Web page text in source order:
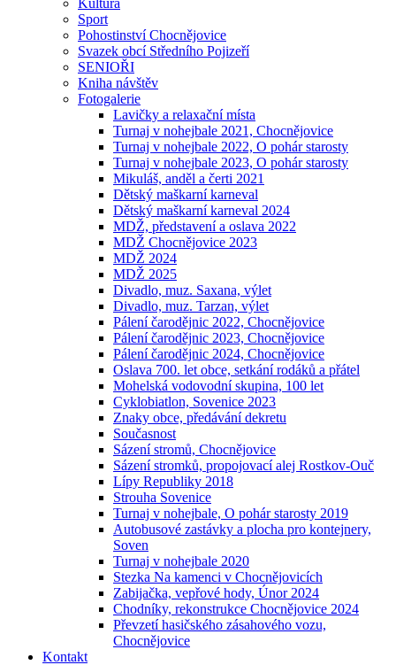
Sport
Pohostinství Chocnějovice
Svazek obcí Středního Pojizeří
SENIOŘI
Kniha návštěv
Fotogalerie
Lavičky a relaxační místa
Turnaj v nohejbale 2021, Chocnějovice
Turnaj v nohejbale 2022, O pohár starosty
Turnaj v nohejbale 2023, O pohár starosty
Mikuláš, anděl a čerti 2021
Dětský maškarní karneval
Dětský maškarní karneval 2024
MDŽ, představení a oslava 2022
MDŽ Chocnějovice 2023
MDŽ 2024
MDŽ 2025
Divadlo, muz. Saxana, výlet
Divadlo, muz. Tarzan, výlet
Pálení čarodějnic 2022, Chocnějovice
Pálení čarodějnic 2023, Chocnějovice
Pálení čarodějnic 2024, Chocnějovice
Oslava 700. let obce, setkání rodáků a přátel
Mohelská vodovodní skupina, 100 let
Cyklobiatlon, Sovenice 2023
Znaky obce, předávání dekretu
Současnost
Sázení stromů, Chocnějovice
Sázení stromků, propojovací alej Rostkov-Ouč
Lípy Republiky 2018
Strouha Sovenice
Turnaj v nohejbale, O pohár starosty 2019
Autobusové zastávky a plocha pro kontejnery,
Soven
Turnaj v nohejbale 2020
Stezka Na kamenci v Chocnějovicích
Zabijačka, vepřové hody, Únor 2024
Chodníky, rekonstrukce Chocnějovice 2024
Převzetí hasičského zásahového vozu,
Chocnějovice
Kontakt